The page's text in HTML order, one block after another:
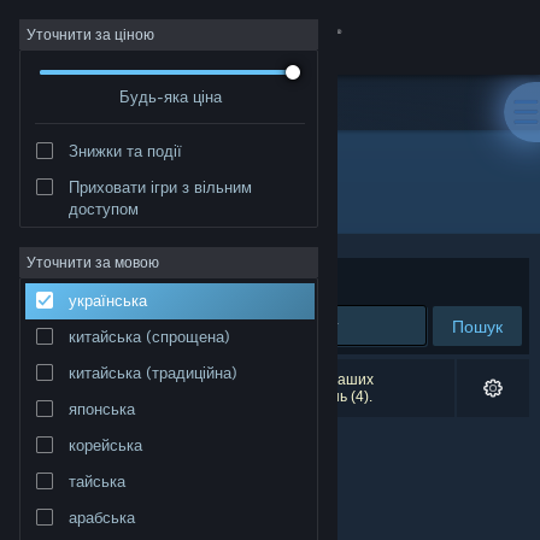
Увійти
Крамниця
Інформація
Підтримка
Змінити мову
Переглянути повну версію
Уточнити за ціною
Будь-яка ціна
Знижки та події
Приховати ігри з вільним
доступом
Уточнити за мовою
українська
китайська (спрощена)
китайська (традиційна)
японська
корейська
тайська
арабська
Розробник: Benjamin Soulé
Упорядкувати за доречністю
Пошук
Результатів вашого пошуку: 0. Відповідно до ваших
уподобань було виключено кілька найменувань (4).